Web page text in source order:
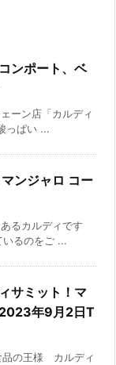
ンポート、ベ
ーン店「カルディ
っぱい ...
マンジャロ コー
るカルディです
いるのをご ...
サミット！マ
年9月2日T
品の王様 カルディ